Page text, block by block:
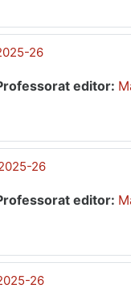
26
editor:
26
editor:
26